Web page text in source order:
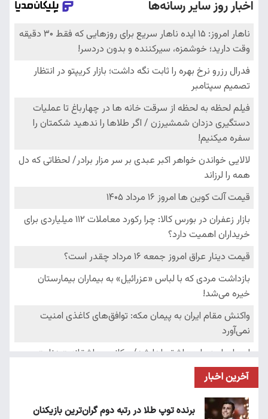
آخرین اخبار
برنده توپ طلا در رتبه دوم گران‌ترین بازیکنان